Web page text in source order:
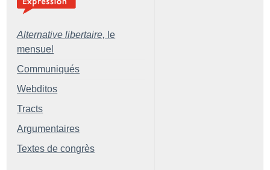
Alternative libertaire, le
mensuel
Communiqués
Webditos
Tracts
Argumentaires
Textes de congrès